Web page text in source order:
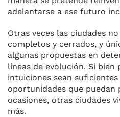
adelantarse a ese futuro
Otras veces las ciudades
completos y cerrados, y
algunas propuestas en
líneas de evolución. Si bien
intuiciones sean
oportunidades que puedan
ocasiones, otras ciudades
más.